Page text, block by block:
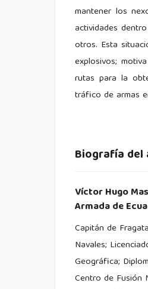
mantener los
actividades
otros. Esta
explosivos;
rutas para la
tráfico de armas
Biografía del
Víctor Hugo
Armada de
Capitán de
Navales;
Geográfica;
Centro de Fusión